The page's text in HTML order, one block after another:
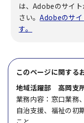
は、Adobeのサイ
さい。Adobeのサイ
す。
このページに関する
地域活躍部 高岡支
業務内容：窓口業務
自治支援、福祉の初